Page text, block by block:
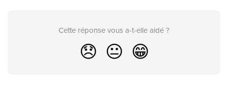
Cette réponse vous a-t-elle aidé ?
😞 😐 😁